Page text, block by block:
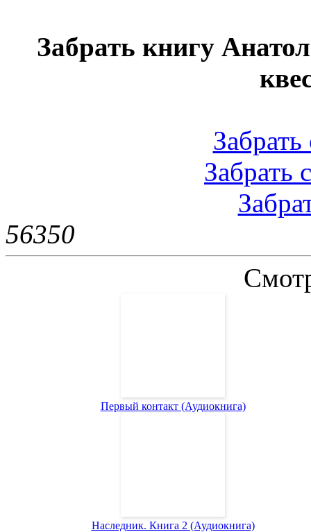
Забрать книгу
Забрать
56350
Первый контакт (Аудиокнига)
Наследник. Книга 2 (Аудиокнига)